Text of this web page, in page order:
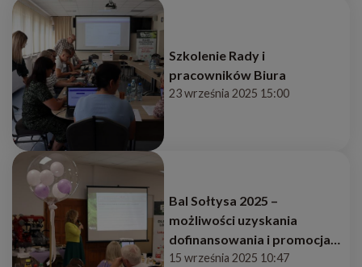
Szkolenie Rady i
pracowników Biura
23 września 2025 15:00
Bal Sołtysa 2025 –
możliwości uzyskania
dofinansowania i promocja
Szlaku Ziemi Łukowskiej
15 września 2025 10:47